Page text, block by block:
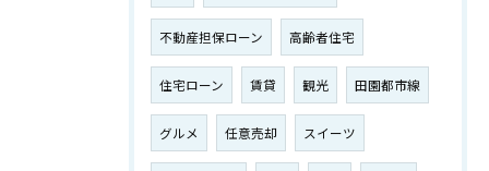
不動産担保ローン 高齢者住宅
住宅ローン 賃貸 観光 田園都市線
グルメ 任意売却 スイーツ